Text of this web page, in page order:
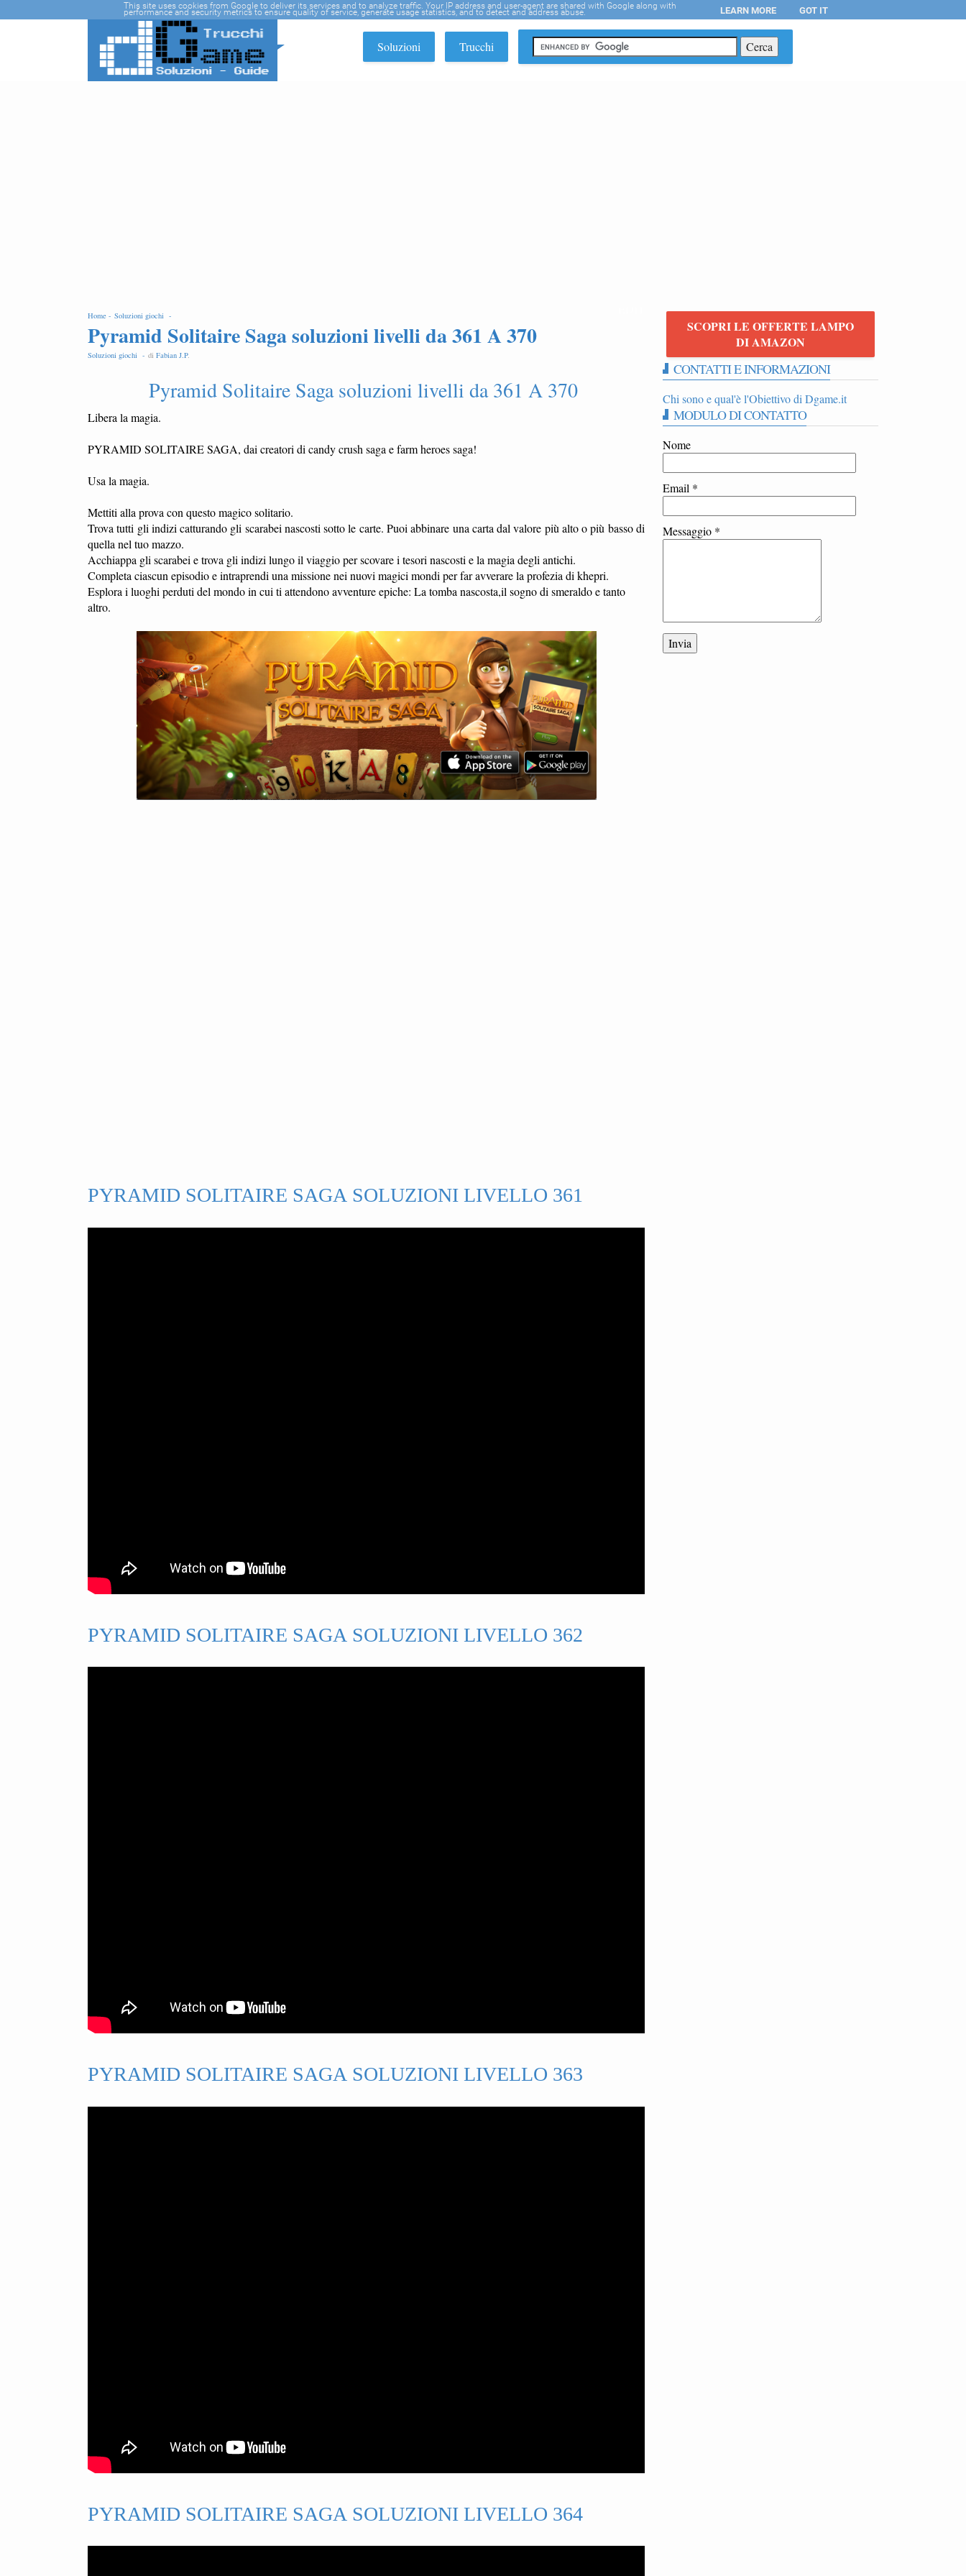
Soluzioni Trucchi
Home - Soluzioni giochi -
Pyramid Solitaire Saga soluzioni livelli da 361 A 370
Soluzioni giochi - di Fabian J.P.
Pyramid Solitaire Saga soluzioni livelli da 361 A 370
Libera la magia.
PYRAMID SOLITAIRE SAGA, dai creatori di candy crush saga e farm heroes saga!
Usa la magia.
Mettiti alla prova con questo magico solitario.
Trova tutti gli indizi catturando gli scarabei nascosti sotto le carte. Puoi abbinare una carta dal valore più alto o più basso di
quella nel tuo mazzo.
Acchiappa gli scarabei e trova gli indizi lungo il viaggio per scovare i tesori nascosti e la magia degli antichi.
Completa ciascun episodio e intraprendi una missione nei nuovi magici mondi per far avverare la profezia di khepri.
Esplora i luoghi perduti del mondo in cui ti attendono avventure epiche: La tomba nascosta,il sogno di smeraldo e tanto
altro.
PYRAMID SOLITAIRE SAGA SOLUZIONI LIVELLO 361
PYRAMID SOLITAIRE SAGA SOLUZIONI LIVELLO 362
PYRAMID SOLITAIRE SAGA SOLUZIONI LIVELLO 363
PYRAMID SOLITAIRE SAGA SOLUZIONI LIVELLO 364
SCOPRI LE OFFERTE LAMPO
DI AMAZON
CONTATTI E INFORMAZIONI
Chi sono e qual'è l'Obiettivo di Dgame.it
MODULO DI CONTATTO
Nome
Email *
Messaggio *
This site uses cookies from Google to deliver its services and to analyze traffic. Your IP address and user-agent are shared with Google along with
performance and security metrics to ensure quality of service, generate usage statistics, and to detect and address abuse. LEARN MORE GOT IT